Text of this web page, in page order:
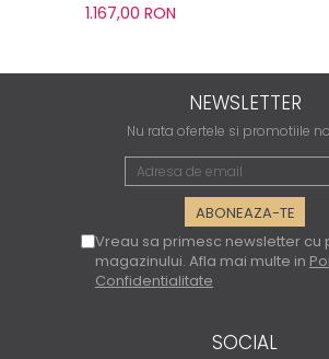
1.167,00 RON
NEWSLETTER
Nu rata ofertele si promotiile
Vreau sa primesc newsletter cu
magazinului. Afla mai multe in
Confidentialitate
SOCIAL